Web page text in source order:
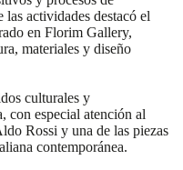
actividades destacó el
en Florim Gallery,
materiales y diseño
culturales y
con especial atención al
Rossi y una de las piezas
contemporánea.